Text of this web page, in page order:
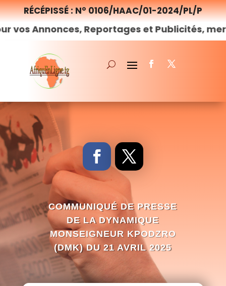
RÉCÉPISSÉ : N° 0106/HAAC/01-2024/PL/P
Reportages et Publicités, merci denous
COMMUNIQUÉ DE PRESSE
DE LA DYNAMIQUE
MONSEIGNEUR KPODZRO
(DMK) DU 21 AVRIL 2025